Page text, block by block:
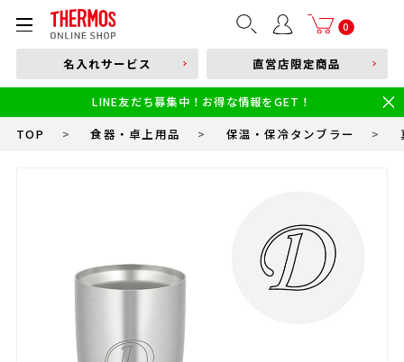
0
部品購入はこちら
本体品番やキーワードを入力
食洗機対応 新製品
幼児・園児向け水筒
小学生 低・中学年向け水筒
小学生 中・高学年向け水筒
名入れサービス 直営店限定商品
LINE友だち募集中！お得な情報をGET！
TOP > 食器・卓上用品 > 保温・保冷タンブラー >